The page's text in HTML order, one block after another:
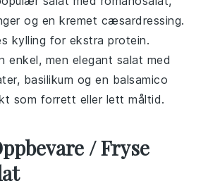
og en kremet cæsardressing.
kylling for ekstra protein.
enkel, men elegant salat med
, basilikum og en balsamico
som forrett eller lett måltid.
/ Fryse